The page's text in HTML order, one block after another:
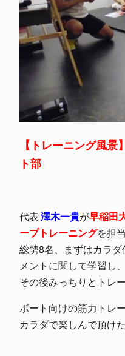
【トレーニング風
ト部
代表 澤木一貴が早稲田
ープトレーニングを担
総勢8名、まずはカラ
メントに関して学習し、
その後みっちりとトレ
ボート向けの筋力トレ
カラダで楽しんで頂け